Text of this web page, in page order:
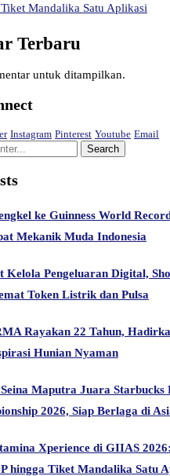
Mandalika Satu Aplikasi
Terbaru
untuk ditampilkan.
Instagram Pinterest Youtube Email
ke Guinness World
Mekanik Muda Indonesia
Kelola Pengeluaran Digital,
Token Listrik dan Pulsa
Rayakan 22 Tahun,
Hunian Nyaman
Maputra Juara Starbucks
2026, Siap Berlaga di
Xperience di GIIAS
hingga Tiket Mandalika Satu